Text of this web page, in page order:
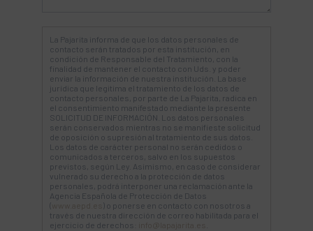
La Pajarita informa de que los datos personales de
contacto serán tratados por esta institución, en
condición de Responsable del Tratamiento, con la
finalidad de mantener el contacto con Uds. y poder
enviar la información de nuestra institución. La base
jurídica que legitima el tratamiento de los datos de
contacto personales, por parte de La Pajarita, radica en
el consentimiento manifestado mediante la presente
SOLICITUD DE INFORMACIÓN. Los datos personales
serán conservados mientras no se manifieste solicitud
de oposición o supresión al tratamiento de sus datos.
Los datos de carácter personal no serán cedidos o
comunicados a terceros, salvo en los supuestos
previstos, según Ley. Asimismo, en caso de considerar
vulnerado su derecho a la protección de datos
personales, podrá interponer una reclamación ante la
Agencia Española de Protección de Datos
(
) o ponerse en contacto con nosotros a
través de nuestra dirección de correo habilitada para el
ejercicio de derechos: